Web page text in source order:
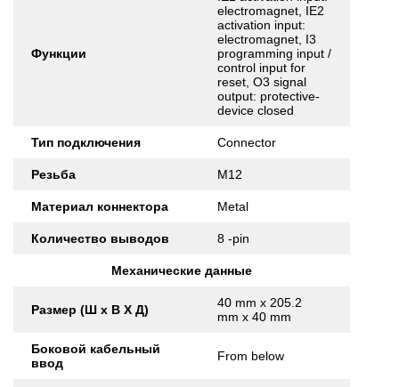
Функции
electromagnet, IE2
activation input:
electromagnet, I3
programming input /
control input for
reset, O3 signal
output: protective-
device closed
Тип подключения Connector
Резьба M12
Материал коннектора Metal
Количество выводов 8 -pin
Механические данные
Размер (Ш x В X Д)
40 mm x 205.2
mm x 40 mm
Боковой кабельный
ввод
From below